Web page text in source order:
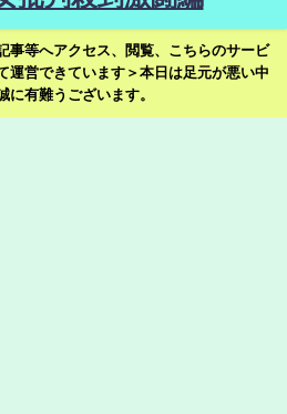
事等へアクセス、閲覧、こちらのサービ
運営できています＞本日は足元が悪い中
に有難うございます。